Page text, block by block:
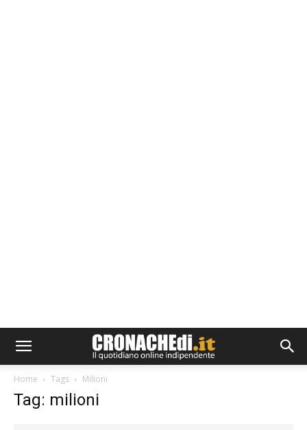
Home Tags Milioni
Tag: milioni